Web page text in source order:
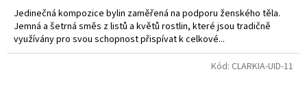
Jedinečná kompozice bylin zaměřená na podporu ženského těla.
Jemná a šetrná směs z listů a květů rostlin, které jsou tradičně
využívány pro svou schopnost přispívat k celkové...
Kód: CLARKIA-UID-11